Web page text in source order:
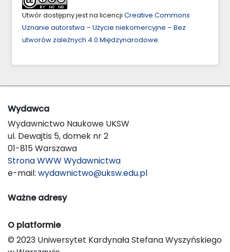
Utwór dostępny jest na licencji Creative Commons
Uznanie autorstwa – Użycie niekomercyjne – Bez
utworów zależnych 4.0 Międzynarodowe.
Wydawca
Wydawnictwo Naukowe UKSW
ul. Dewajtis 5, domek nr 2
01-815 Warszawa
Strona WWW Wydawnictwa
e-mail: wydawnictwo@uksw.edu.pl
Ważne adresy
O platformie
© 2023 Uniwersytet Kardynała Stefana Wyszyńskiego